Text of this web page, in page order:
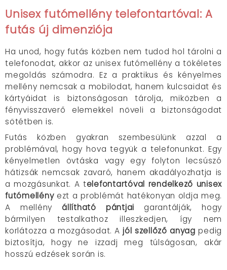
Unisex futómellény telefontartóval: A
futás új dimenziója
Ha unod, hogy futás közben nem tudod hol tárolni a
telefonodat, akkor az unisex futómellény a tökéletes
megoldás számodra. Ez a praktikus és kényelmes
mellény nemcsak a mobilodat, hanem kulcsaidat és
kártyáidat is biztonságosan tárolja, miközben a
fényvisszaverő elemekkel növeli a biztonságodat
sötétben is.
Futás közben gyakran szembesülünk azzal a
problémával, hogy hova tegyük a telefonunkat. Egy
kényelmetlen övtáska vagy egy folyton lecsúszó
hátizsák nemcsak zavaró, hanem akadályozhatja is
a mozgásunkat. A telefontartóval rendelkező unisex
futómellényezt a problémát hatékonyan oldja meg.
A mellény állítható pántjai garantálják, hogy
bármilyen testalkathoz illeszkedjen, így nem
korlátozza a mozgásodat. A jól szellőző anyag pedig
biztosítja, hogy ne izzadj meg túlságosan, akár
hosszú edzések során is.